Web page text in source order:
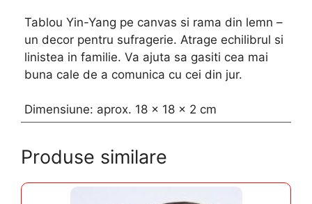
Tablou Yin-Yang pe canvas si rama din lemn –
un decor pentru sufragerie. Atrage echilibrul si
linistea in familie. Va ajuta sa gasiti cea mai
buna cale de a comunica cu cei din jur.
Dimensiune: aprox. 18 x 18 x 2 cm
Produse similare